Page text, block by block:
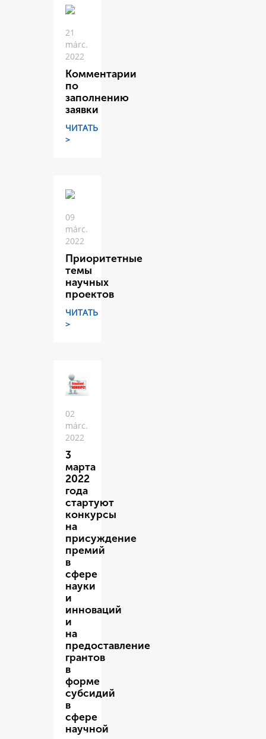
21
márc.
2022
Комментарии
по
заполнению
заявки
ЧИТАТЬ
>
09
márc.
2022
Приоритетные
темы
научных
проектов
ЧИТАТЬ
>
02
márc.
2022
3
марта
2022
года
стартуют
конкурсы
на
присуждение
премий
в
сфере
науки
и
инноваций
и
на
предоставление
грантов
в
форме
субсидий
в
сфере
научной